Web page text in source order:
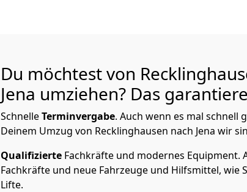
Du möchtest von
Jena umziehen? Das
SchnelleTerminvergabe. Auch wenn es mal schnell
Deinem Umzug von Recklinghausen nach Jena wir
Qualifizierte Fachkräfte und modernes Equipment.
Fachkräfte und neue Fahrzeuge und Hilfsmittel, wie
Lifte.